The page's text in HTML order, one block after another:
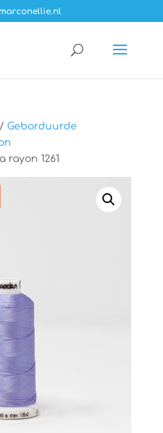
/ Geborduurde
rayon 1261